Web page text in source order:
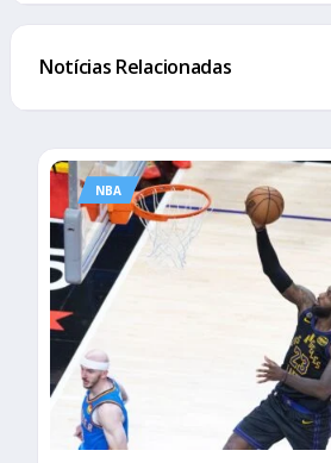
Notícias Relacionadas
NBA